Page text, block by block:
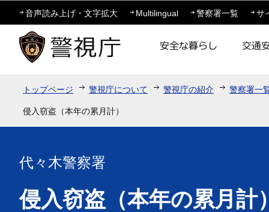
この
音声読み上げ・文字拡大 Multilingual 警察署一覧 サ
トップページ 警視庁について 警視庁の紹介 警察署一
侵入窃盗（本年の累月計）
代々木警察署
侵入窃盗（本年の累月計